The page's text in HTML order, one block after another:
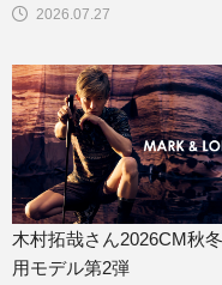
2026.07.27
木村拓哉さん2026CM秋
用モデル第2弾